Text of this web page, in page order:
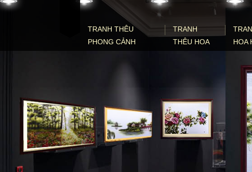
Skip to content
TRANH THÊU
PHONG CẢNH
TRANH
THÊU HOA
HOA